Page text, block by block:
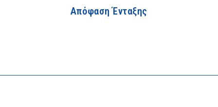
Απόφαση Ένταξης